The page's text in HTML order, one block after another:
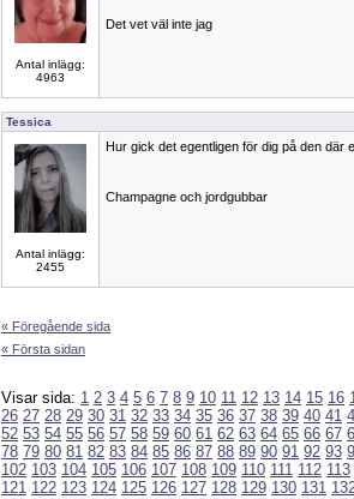
Antal inlägg:
4963
Det vet väl inte jag
Tessica
Antal inlägg:
2455
Hur gick det egentligen för dig på den där
Champagne och jordgubbar
« Föregående sida
« Första sidan
Visar sida: 1 2 3 4 5 6 7 8 9 10 11 12 13 14 15 16
26 27 28 29 30 31 32 33 34 35 36 37 38 39 40 41
52 53 54 55 56 57 58 59 60 61 62 63 64 65 66 67
78 79 80 81 82 83 84 85 86 87 88 89 90 91 92 93
102 103 104 105 106 107 108 109 110 111 112 113
121 122 123 124 125 126 127 128 129 130 131